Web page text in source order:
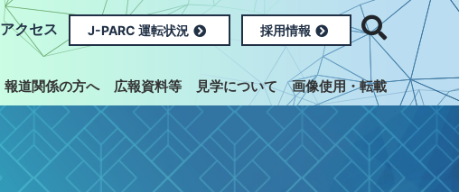
アクセス J-PARC 運転状況 採用情報
報道関係の方へ 広報資料等 見学について 画像使用・転載